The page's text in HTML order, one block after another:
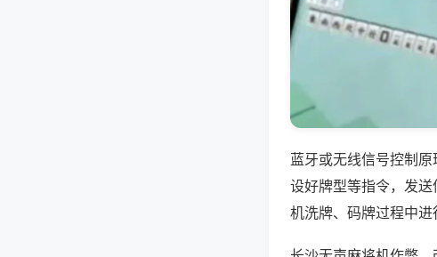
蓝牙或无线信号控制
设好牌型等指令，发
机洗牌、码牌过程中进